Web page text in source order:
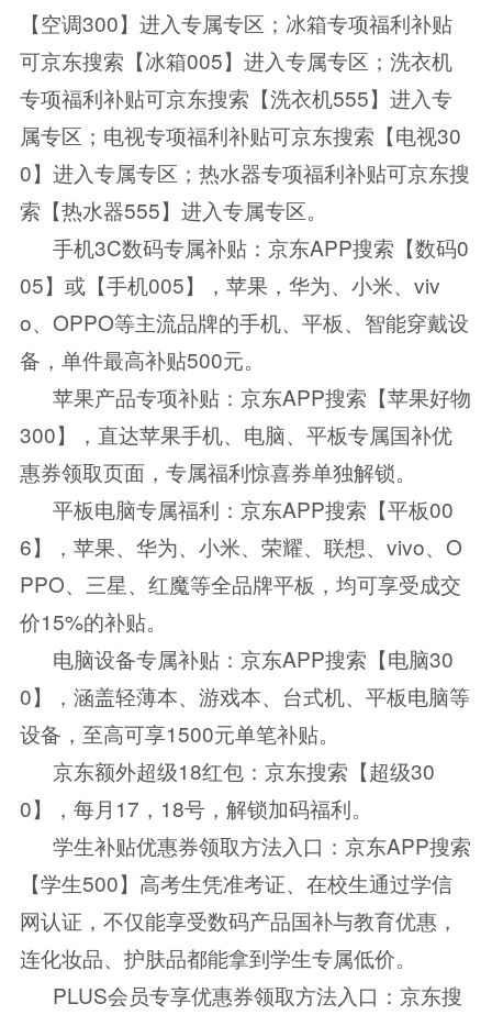
【空调300】进入专属专区；冰箱专项福利补贴
可京东搜索【冰箱005】进入专属专区；洗衣机
专项福利补贴可京东搜索【洗衣机555】进入专
属专区；电视专项福利补贴可京东搜索【电视30
0】进入专属专区；热水器专项福利补贴可京东搜
索【热水器555】进入专属专区。
手机3C数码专属补贴：京东APP搜索【数码0
05】或【手机005】，苹果，华为、小米、viv
o、OPPO等主流品牌的手机、平板、智能穿戴设
备，单件最高补贴500元。
苹果产品专项补贴：京东APP搜索【苹果好物
300】，直达苹果手机、电脑、平板专属国补优
惠券领取页面，专属福利惊喜券单独解锁。
平板电脑专属福利：京东APP搜索【平板00
6】，苹果、华为、小米、荣耀、联想、vivo、O
PPO、三星、红魔等全品牌平板，均可享受成交
价15%的补贴。
电脑设备专属补贴：京东APP搜索【电脑30
0】，涵盖轻薄本、游戏本、台式机、平板电脑等
设备，至高可享1500元单笔补贴。
京东额外超级18红包：京东搜索【超级30
0】，每月17，18号，解锁加码福利。
学生补贴优惠券领取方法入口：京东APP搜索
【学生500】高考生凭准考证、在校生通过学信
网认证，不仅能享受数码产品国补与教育优惠，
连化妆品、护肤品都能拿到学生专属低价。
PLUS会员专享优惠券领取方法入口：京东搜